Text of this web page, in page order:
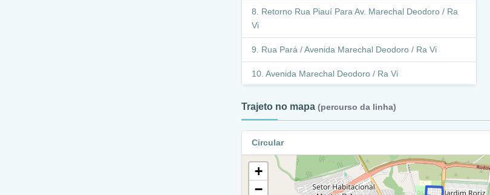
Retorno Rua Piauí Para Av. Marechal Deodoro / Ra
Vi
Rua Pará / Avenida Marechal Deodoro / Ra Vi
Avenida Marechal Deodoro / Ra Vi
Constant / Ra Vi
Avenida Marechal Deodoro / Ra Vi
Trajeto no mapa (percurso da linha)
Circular
+
−